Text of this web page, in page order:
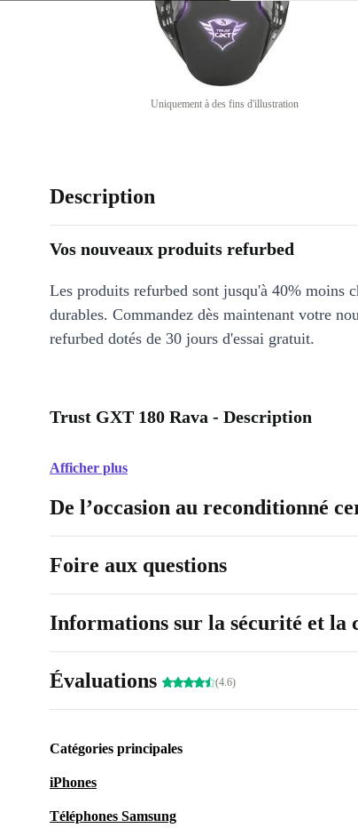
Uniquement à des fins d'illustration
Description
Vos nouveaux produits refurbed
Les produits refurbed sont jusqu'à 40% moins
durables. Commandez dès maintenant votre
refurbed dotés de 30 jours d'essai gratuit.
Trust GXT 180 Rava - Description
Afficher plus
De l’occasion au reconditionné
Foire aux questions
Informations sur la sécurité et
Évaluations (4.6)
Catégories principales
iPhones
Téléphones Samsung